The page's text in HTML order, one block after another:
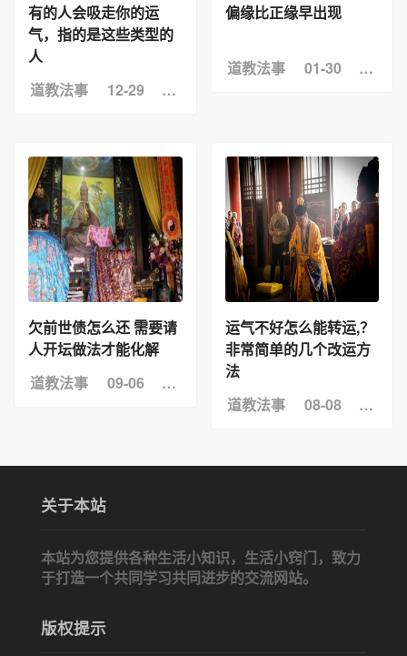
有的人会吸走你的运
气，指的是这些类型的
人
道教法事
12-29 浏览：7
偏缘比正缘早出现
道教法事 01-30 浏览
欠前世债怎么还 需要请
人开坛做法才能化解
道教法事
09-06 浏览：93
运气不好怎么能转运,？
非常简单的几个改运方
法
道教法事
08-08 浏览
关于本站
本站为您提供各种生活小知识，生活小窍门，致力
于打造一个共同学习共同进步的交流网站。
版权提示